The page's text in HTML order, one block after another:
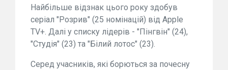
Найбільше відзнак цього року здобув
серіал "Розрив" (25 номінацій) від Apple
TV+. Далі у списку лідерів - "Пінгвін" (24),
"Студія" (23) та "Білий лотос" (23).
Серед учасників, які борються за почесну